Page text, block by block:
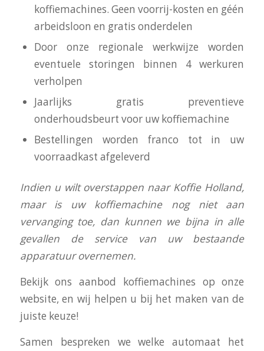
koffiemachines. Geen voorrij-kosten en géén
arbeidsloon en gratis onderdelen
Door onze regionale werkwijze worden
eventuele storingen binnen 4 werkuren
verholpen
Jaarlijks gratis preventieve
onderhoudsbeurt voor uw koffiemachine
Bestellingen worden franco tot in uw
voorraadkast afgeleverd
Indien u wilt overstappen naar Koffie Holland,
maar is uw koffiemachine nog niet aan
vervanging toe, dan kunnen we bijna in alle
gevallen de service van uw bestaande
apparatuur overnemen.
Bekijk ons aanbod koffiemachines op onze
website, en wij helpen u bij het maken van de
juiste keuze!
Samen bespreken we welke automaat het